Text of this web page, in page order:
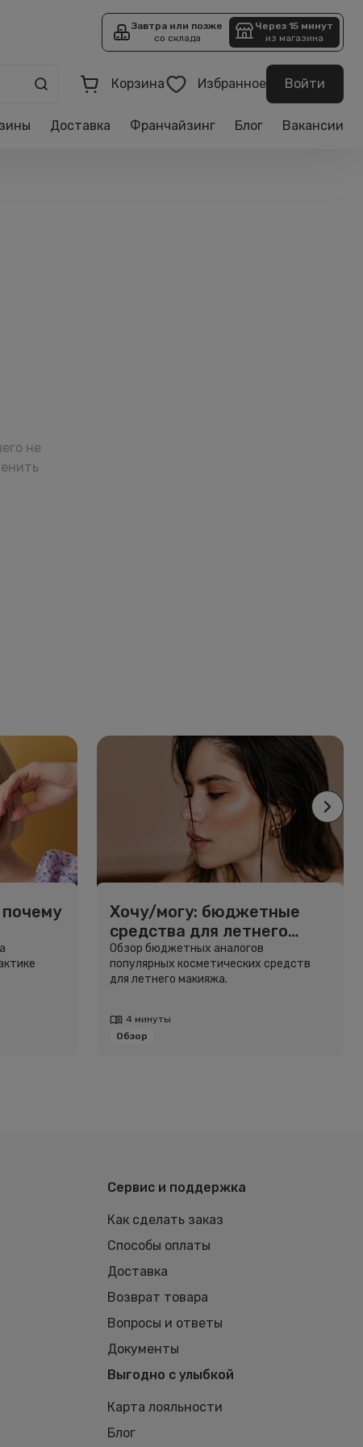
Завтра или позже
со склада
Через 15 минут
из магазина
Корзина Избранное Войти
Доставка Франчайзинг Блог Вакансии
не
Хочу/могу: бюджетные
средства для летнего
макияжа
Обзор бюджетных аналогов
популярных косметических средств
для летнего макияжа.
4 минуты
Обзор
Сервис и поддержка
Как сделать заказ
Способы оплаты
Доставка
Возврат товара
Вопросы и ответы
Документы
Выгодно с улыбкой
Карта лояльности
Блог